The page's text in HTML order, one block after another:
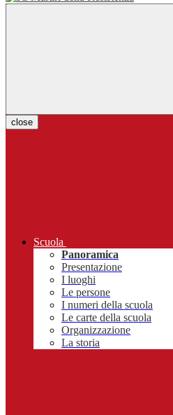
close
Scuola
Panoramica
Presentazione
I luoghi
Le persone
I numeri della scuola
Le carte della scuola
Organizzazione
La storia